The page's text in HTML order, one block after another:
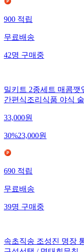
900 적립
무료배송
42명 구매중
밀키트 2종세트 매콤깻
간편식조리식품 야식
33,000원
30%23,000원
690 적립
무료배송
39명 구매중
속초직송 조성진 명장